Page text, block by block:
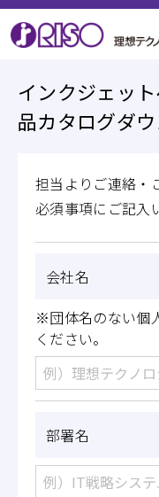
インクジェッ
品カタログダ
担当よりご連絡・
必須事項にご記入
会社名
※団体名のない個
ください。
部署名